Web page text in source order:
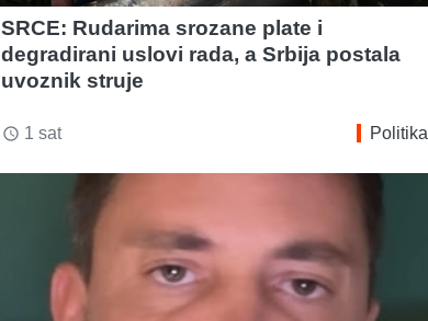
SRCE: Rudarima srozane plate i
degradirani uslovi rada, a Srbija postala
uvoznik struje
access_time 1 sat Politika